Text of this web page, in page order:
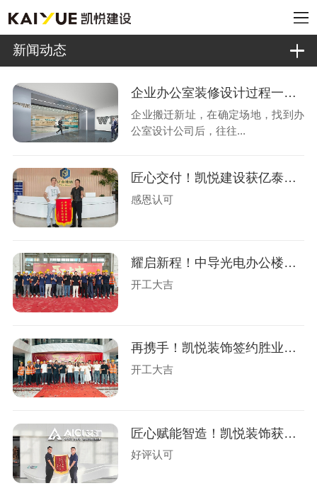
新闻动态
企业办公室装修设计过程一般有哪几个阶段?
企业搬迁新址，在确定场地，找到办
公室设计公司后，往往...
匠心交付！凯悦建设获亿泰玻璃锦旗认可
感恩认可
耀启新程！中导光电办公楼设计装修盛大开工
开工大吉
再携手！凯悦装饰签约胜业电气办公楼装修
开工大吉
匠心赋能智造！凯悦装饰获艾驰新材锦旗
好评认可